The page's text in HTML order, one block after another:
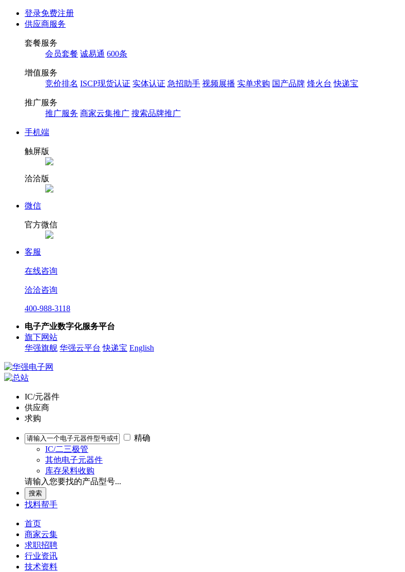
登录免费注册
供应商服务
套餐服务
会员套餐 诚易通 600条
增值服务
竞价排名 ISCP现货认证 实体认证 急招助手 视频展播 实单求购 国产品牌 烽火台 快递宝
推广服务
推广服务 商家云集推广 搜索品牌推广
手机端
触屏版
洽洽版
微信
官方微信
客服
在线咨询
洽洽咨询
400-988-3118
电子产业数字化服务平台
旗下网站
华强旗舰 华强云平台 快递宝 English
IC/元器件
供应商
求购
精确
IC/二三极管
其他电子元器件
库存呆料收购
请输入您要找的产品型号...
找料帮手
首页
商家云集
求职招聘
行业资讯
技术资料